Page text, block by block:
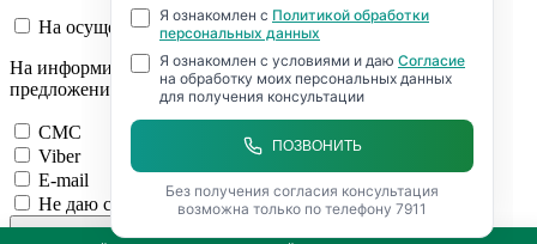
На осуществление обратной связи
На информирование об объектах недвижимости,
предложениях и акциях
СМС
Viber
E-mail
Не даю согласие на обработку персональных данных